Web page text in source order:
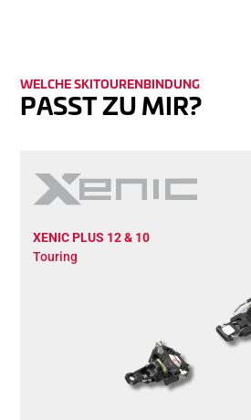
WELCHE SKI­TOUREN­BINDUNG
PASST ZU MIR?
XENIC PLUS 12 & 10
Touring